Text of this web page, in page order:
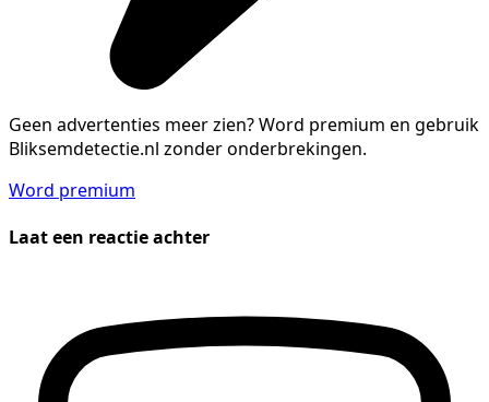
Geen advertenties meer zien?Word premium en gebruik
Bliksemdetectie.nl zonder onderbrekingen.
Word premium
Laat een reactie achter